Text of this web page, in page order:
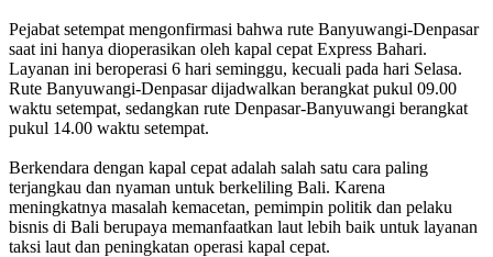
Pejabat setempat mengonfirmasi bahwa rute Banyuwangi-Denpasar
saat ini hanya dioperasikan oleh kapal cepat Express Bahari.
Layanan ini beroperasi 6 hari seminggu, kecuali pada hari Selasa.
Rute Banyuwangi-Denpasar dijadwalkan berangkat pukul 09.00
waktu setempat, sedangkan rute Denpasar-Banyuwangi berangkat
pukul 14.00 waktu setempat.
Berkendara dengan kapal cepat adalah salah satu cara paling
terjangkau dan nyaman untuk berkeliling Bali. Karena
meningkatnya masalah kemacetan, pemimpin politik dan pelaku
bisnis di Bali berupaya memanfaatkan laut lebih baik untuk layanan
taksi laut dan peningkatan operasi kapal cepat.